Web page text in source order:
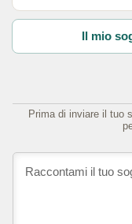
Il mio
Prima di inviare il tuo